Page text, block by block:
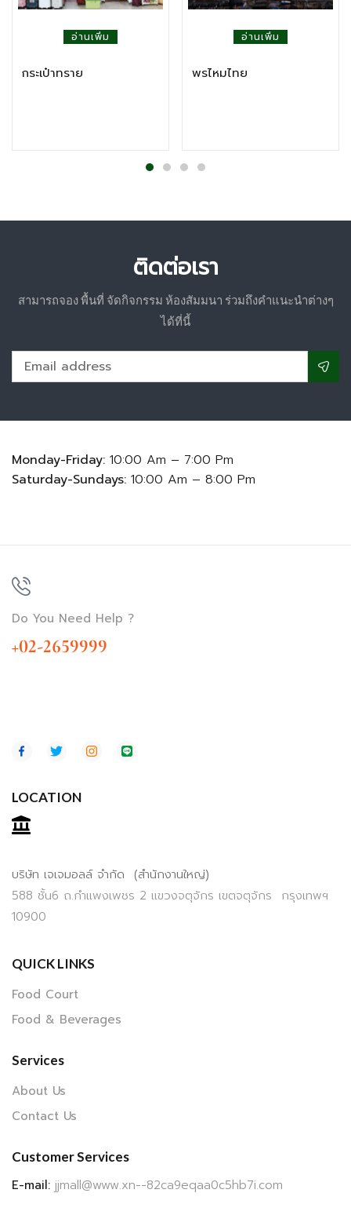
อ่านเพิ่ม
กระเป๋าทราย
อ่านเพิ่ม
พรไหมไทย
ติดต่อเรา
สามารถจอง พื้นที่ จัดกิจกรรม ห้องสัมมนา ร่วมถึงคำแนะนำต่างๆ
ได้ที่นี้
Monday-Friday: 10:00 Am – 7:00 Pm
Saturday-Sundays: 10:00 Am – 8:00 Pm
Do You Need Help ?
+02-2659999
LOCATION
บริษัท เจเจมอลล์ จำกัด (สำนักงานใหญ่)
588 ชั้น6 ถ.กำแพงเพชร 2 แขวงจตุจักร เขตจตุจักร กรุงเทพฯ
10900
QUICK LINKS
Food Court
Food & Beverages
Services
About Us
Contact Us
Customer Services
E-mail: jjmall@www.xn--82ca9eqaa0c5hb7i.com